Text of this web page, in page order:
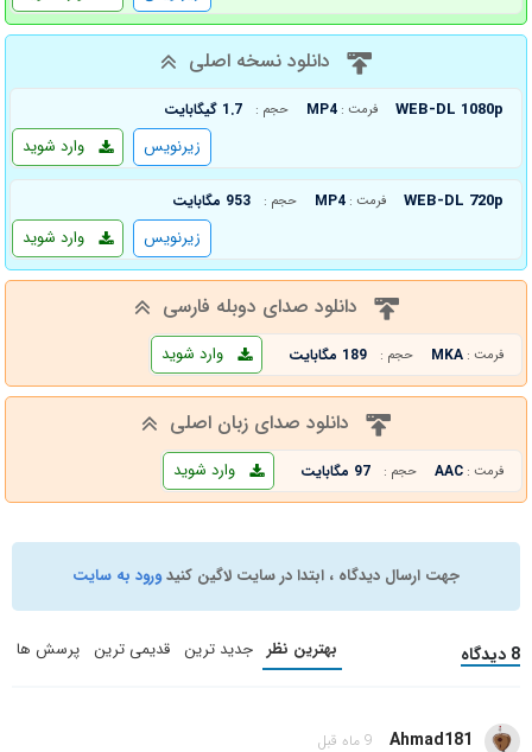
دانلود نسخه اصلی
WEB-DL 1080p فرمت : MP4 حجم : 1.7 گیگابایت
وارد شوید زیرنویس
WEB-DL 720p فرمت : MP4 حجم : 953 مگابایت
وارد شوید زیرنویس
دانلود صدای دوبله فارسی
فرمت : MKA حجم : 189 مگابایت وارد شوید
دانلود صدای زبان اصلی
فرمت : AAC حجم : 97 مگابایت وارد شوید
جهت ارسال دیدگاه ، ابتدا در سایت لاگین کنیدورود به سایت
8 دیدگاه بهترین نظر جدید ترین قدیمی ترین پرسش ها
Ahmad181 9 ماه قبل